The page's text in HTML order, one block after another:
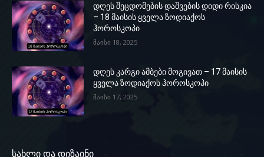
დღეს შეცდომების დაშვების დიდი რისკია
– 18 მაისის ყველა ზოდიაქოს
ჰოროსკოპი
მაისი 18, 2025
დღეს კარგი ამბები მოგივათ – 17 მაისის
ყველა ზოდიაქოს ჰოროსკოპი
მაისი 17, 2025
სახლი და დიზაინი